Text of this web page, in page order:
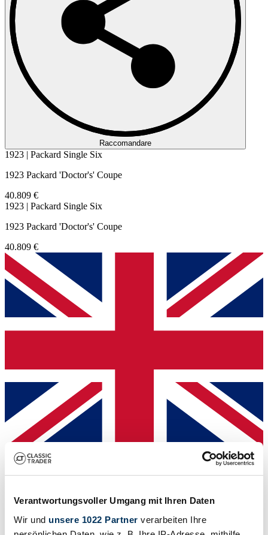
Verantwortungsvoller Umgang mit Ihren Daten
Wir und unsere 1022 Partner verarbeiten Ihre
Raccomandare
1923 | Packard Single Six
1923 Packard 'Doctor's' Coupe
40.809 €
1923 | Packard Single Six
1923 Packard 'Doctor's' Coupe
40.809 €
Venditore